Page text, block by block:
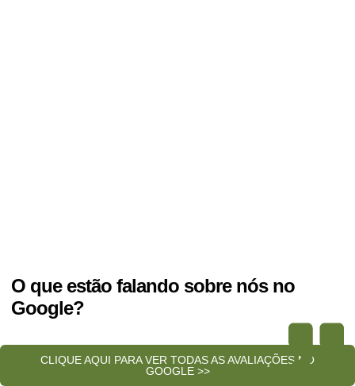
O que estão falando sobre nós no
Google?
CLIQUE AQUI PARA VER TODAS AS AVALIAÇÕES NO
GOOGLE >>